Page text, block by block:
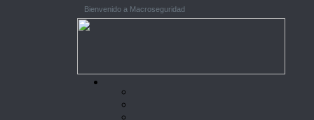
Bienvenido a Macroseguridad